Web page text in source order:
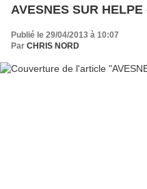
AVESNES SUR
Publié le 29/04/2013 à 10:07
Par CHRIS NORD